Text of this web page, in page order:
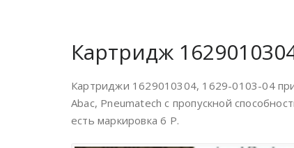
Картридж
Картриджи 1629010304, 1629-0103-04
Abac, Pneumatech с пропускной
есть маркировка 6 P.